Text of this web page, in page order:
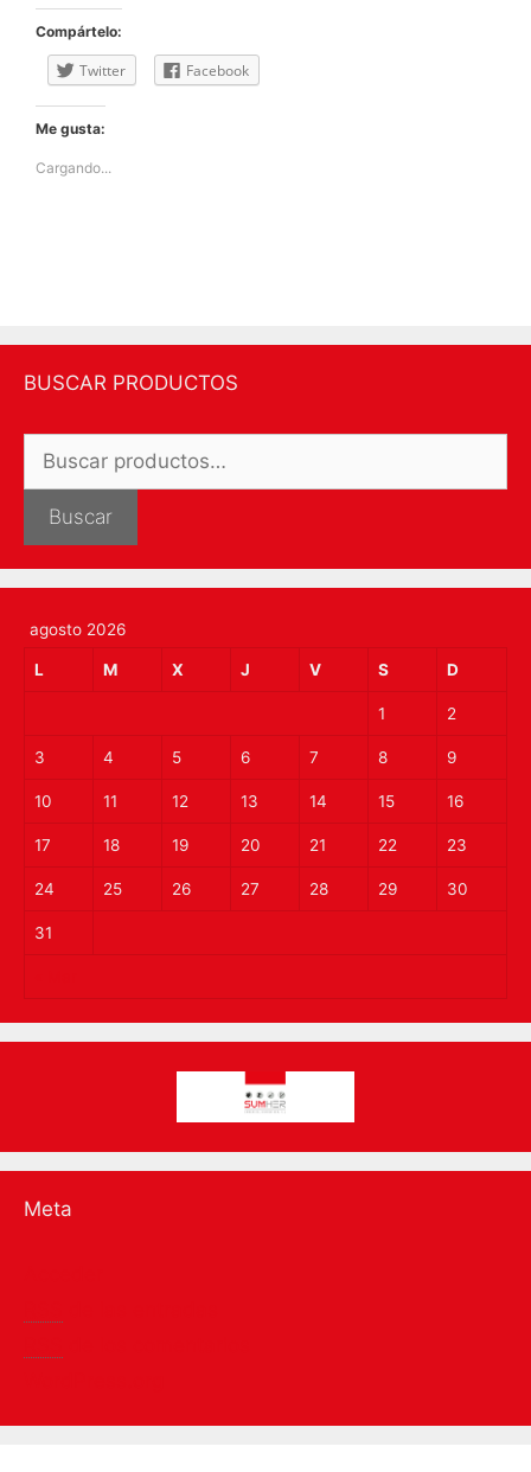
Compártelo:
Twitter Facebook
Me gusta:
Cargando...
BUSCAR PRODUCTOS
por:
Buscar
agosto 2026
L M X J V S D
1 2
3 4 5 6 7 8 9
10 11 12 13 14 15 16
17 18 19 20 21 22 23
24 25 26 27 28 29 30
31
Meta